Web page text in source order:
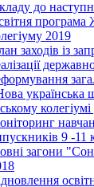
до
програма
2019
заходів із
9 -11
загони